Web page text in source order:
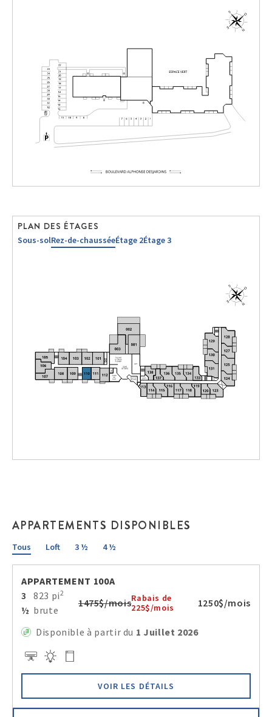
PLAN DES ÉTAGES
Sous-solRez-de-chausséeÉtage 2Étage 3
APPARTEMENTS DISPONIBLES
Tous Loft 3 ½ 4 ½
APPARTEMENT 100A
3
½
823 pi2
brute
1475$/moisRabais de
225$/mois
1250$/mois
Disponible à partir du 1 Juillet 2026
VOIR LES DÉTAILS